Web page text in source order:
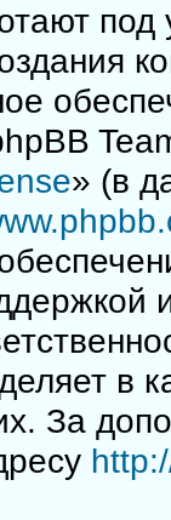
под
» (в
в
За